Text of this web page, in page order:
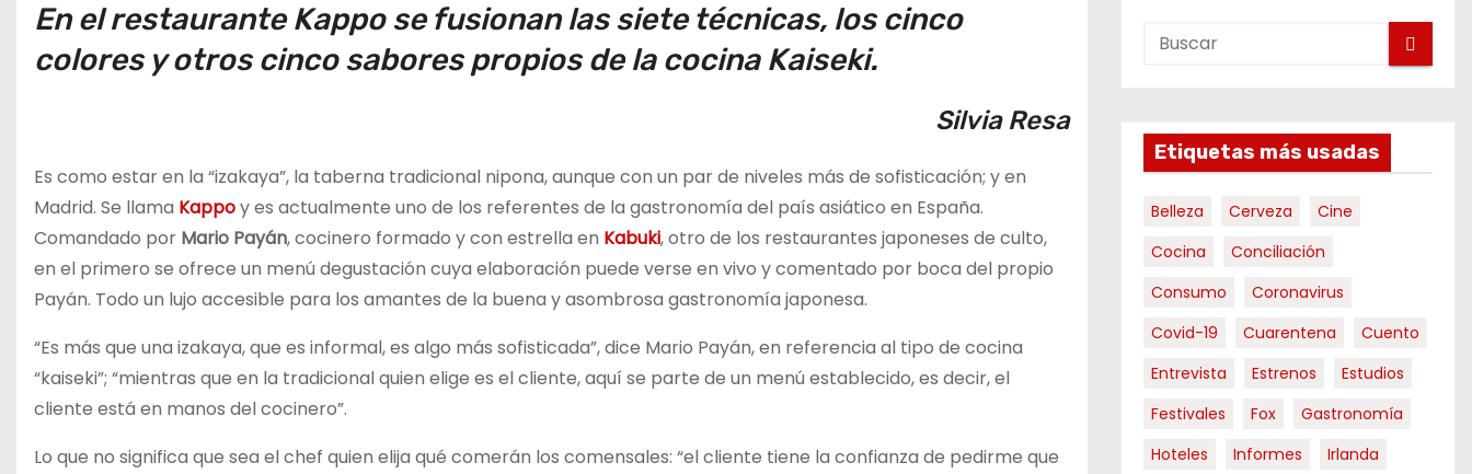
En el restaurante Kappo se fusionan las siete técnicas, los cinco
colores y otros cinco sabores propios de la cocina Kaiseki.
Silvia Resa
Es como estar en la “izakaya”, la taberna tradicional nipona, aunque con un par de niveles más de sofisticación; y en
Madrid. Se llama Kappoy es actualmente uno de los referentes de la gastronomía del país asiático en España.
Comandado por Mario Payán, cocinero formado y con estrella en Kabuki, otro de los restaurantes japoneses de culto,
en el primero se ofrece un menú degustación cuya elaboración puede verse en vivo y comentado por boca del propio
Payán. Todo un lujo accesible para los amantes de la buena y asombrosa gastronomía japonesa.
“Es más que una izakaya, que es informal, es algo más sofisticada”, dice Mario Payán, en referencia al tipo de cocina
“kaiseki”; “mientras que en la tradicional quien elige es el cliente, aquí se parte de un menú establecido, es decir, el
cliente está en manos del cocinero”.
Lo que no significa que sea el chef quien elija qué comerán los comensales: “el cliente tiene la confianza de pedirme que
Etiquetas más usadas
Belleza Cerveza
Cine
Cocina
Conciliación
Consumo
Coronavirus
Covid-19
Cuarentena
Cuento
Entrevista
Estrenos
Estudios
Festivales
Fox
Gastronomía
Hoteles
Informes
Irlanda